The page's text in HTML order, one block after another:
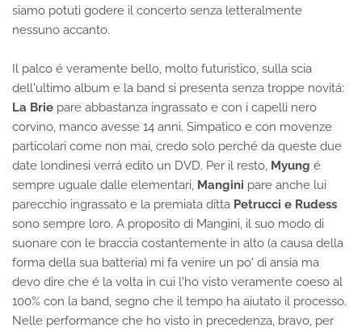
siamo potuti godere il concerto senza letteralmente
nessuno accanto.
Il palco é veramente bello, molto futuristico, sulla scia
dell'ultimo album e la band si presenta senza troppe novitá:
La Brie pare abbastanza ingrassato e con i capelli nero
corvino, manco avesse 14 anni. Simpatico e con movenze
particolari come non mai, credo solo perché da queste due
date londinesi verrá edito un DVD. Per il resto, Myung é
sempre uguale dalle elementari, Mangini pare anche lui
parecchio ingrassato e la premiata ditta Petrucci e Rudess
sono sempre loro. A proposito di Mangini, il suo modo di
suonare con le braccia costantemente in alto (a causa della
forma della sua batteria) mi fa venire un po' di ansia ma
devo dire che é la volta in cui l'ho visto veramente coeso al
100% con la band, segno che il tempo ha aiutato il processo.
Nelle performance che ho visto in precedenza, bravo, per